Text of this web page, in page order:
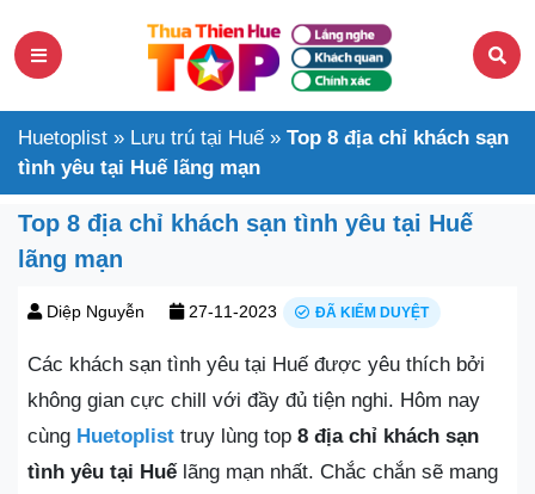
Huetoplist » Lưu trú tại Huế » Top 8 địa chỉ khách sạn
tình yêu tại Huế lãng mạn
Top 8 địa chỉ khách sạn tình yêu tại Huế
lãng mạn
Diệp Nguyễn 27-11-2023 ĐÃ KIỂM DUYỆT
Các khách sạn tình yêu tại Huế được yêu thích bởi
không gian cực chill với đầy đủ tiện nghi. Hôm nay
cùng Huetoplist truy lùng top 8 địa chỉ khách sạn
tình yêu tại Huếlãng mạn nhất. Chắc chắn sẽ mang